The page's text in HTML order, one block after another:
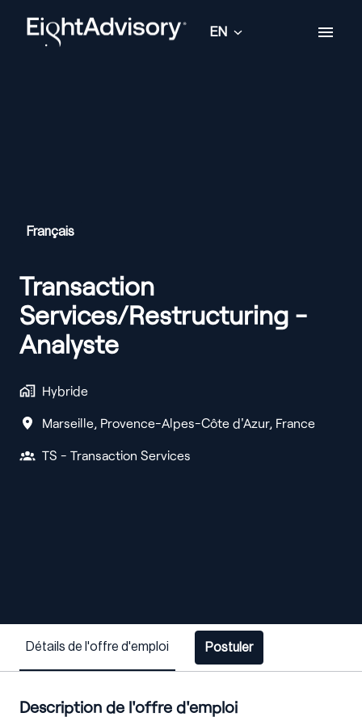
Homepage
EN
Français
Transaction
Services/Restructuring -
Analyste
Hybride
Marseille, Provence-Alpes-Côte d'Azur, France
TS - Transaction Services
Détails de l'offre d'emploi Postuler
Description de l'offre d'emploi